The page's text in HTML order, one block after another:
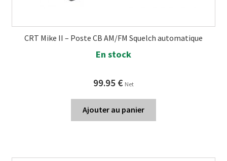
CRT Mike II – Poste CB AM/FM Squelch automatique
En stock
99.95 € Net
Ajouter au panier